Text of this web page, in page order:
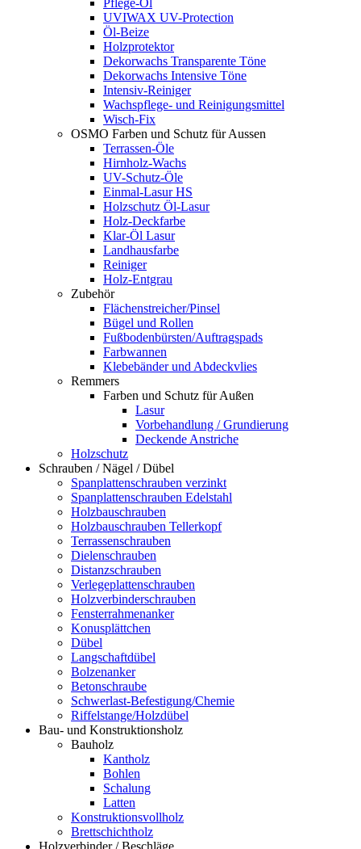
Pflege-Öl
UVIWAX UV-Protection
Öl-Beize
Holzprotektor
Dekorwachs Transparente Töne
Dekorwachs Intensive Töne
Intensiv-Reiniger
Wachspflege- und Reinigungsmittel
Wisch-Fix
OSMO Farben und Schutz für Aussen
Terrassen-Öle
Hirnholz-Wachs
UV-Schutz-Öle
Einmal-Lasur HS
Holzschutz Öl-Lasur
Holz-Deckfarbe
Klar-Öl Lasur
Landhausfarbe
Reiniger
Holz-Entgrau
Zubehör
Flächenstreicher/Pinsel
Bügel und Rollen
Fußbodenbürsten/Auftragspads
Farbwannen
Klebebänder und Abdeckvlies
Remmers
Farben und Schutz für Außen
Lasur
Vorbehandlung / Grundierung
Deckende Anstriche
Holzschutz
Schrauben / Nägel / Dübel
Spanplattenschrauben verzinkt
Spanplattenschrauben Edelstahl
Holzbauschrauben
Holzbauschrauben Tellerkopf
Terrassenschrauben
Dielenschrauben
Distanzschrauben
Verlegeplattenschrauben
Holzverbinderschrauben
Fensterrahmenanker
Konusplättchen
Dübel
Langschaftdübel
Bolzenanker
Betonschraube
Schwerlast-Befestigung/Chemie
Riffelstange/Holzdübel
Bau- und Konstruktionsholz
Bauholz
Kantholz
Bohlen
Schalung
Latten
Konstruktionsvollholz
Brettschichtholz
Holzverbinder / Beschläge